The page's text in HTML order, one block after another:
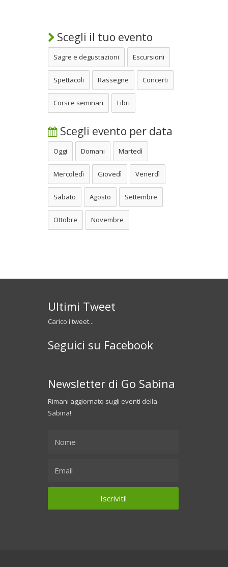
Scegli il tuo evento
Sagre e degustazioni Escursioni
Spettacoli Rassegne Concerti
Corsi e seminari Libri
Scegli evento per data
Oggi Domani Martedì
Mercoledì Giovedì Venerdì
Sabato Agosto Settembre
Ottobre Novembre
Ultimi Tweet
Carico i tweet...
Seguici su Facebook
Newsletter di Go Sabina
Rimani aggiornato sugli eventi della
Sabina!